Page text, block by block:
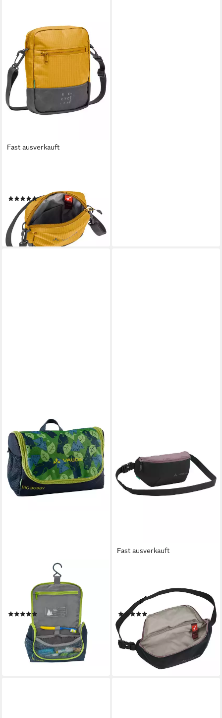
Fast ausverkauft
kleine, urbane Schultertasche
(1)
ab 32,99 €
lieferbar - in 1-2 Werktagen bei dir
Kulturbeutel Big Bobby,
wasser- und
schmutzabweisend
(1)
21,99 €
lieferbar - in 3-4 Werktagen bei dir
Fast ausverkauft
(Stück), funktionelle
Hüfttasche
(1)
ab 25,00 €
lieferbar - in 2-3 Werktagen bei dir
+2